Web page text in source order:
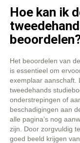
Hoe kan ik
Het beoordelen van
is essentieel om
exemplaar aanschaft.
tweedehands
onderstrepingen of
beschadigingen aan
alle pagina’s nog
zijn. Door zorgvuldig
goed beeld krijgen